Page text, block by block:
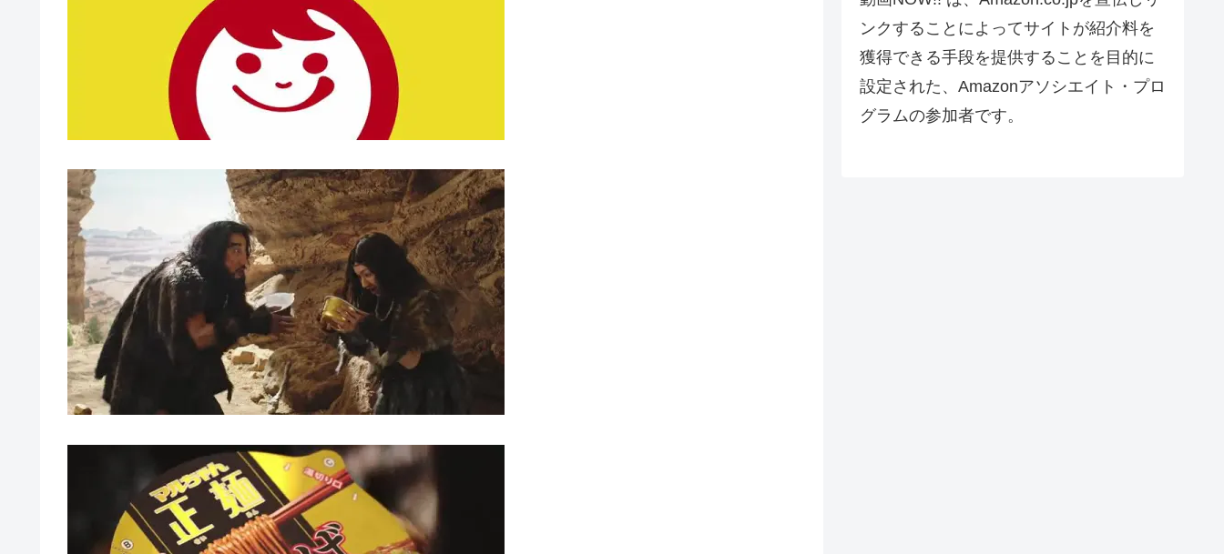
ンクすることによってサイトが紹介料を
獲得できる手段を提供することを目的に
設定された、Amazonアソシエイト・プロ
グラムの参加者です。